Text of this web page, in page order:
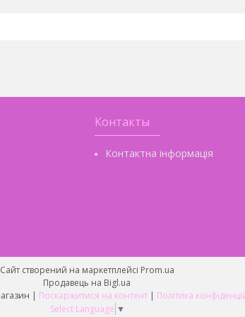
Контакты
Контактна інформація
Сайт створений на маркетплейсі Prom.ua
Продавець на Bigl.ua
Рукоділля HandMade магазин | Поскаржитися на контент | Політика
Select Language ▼